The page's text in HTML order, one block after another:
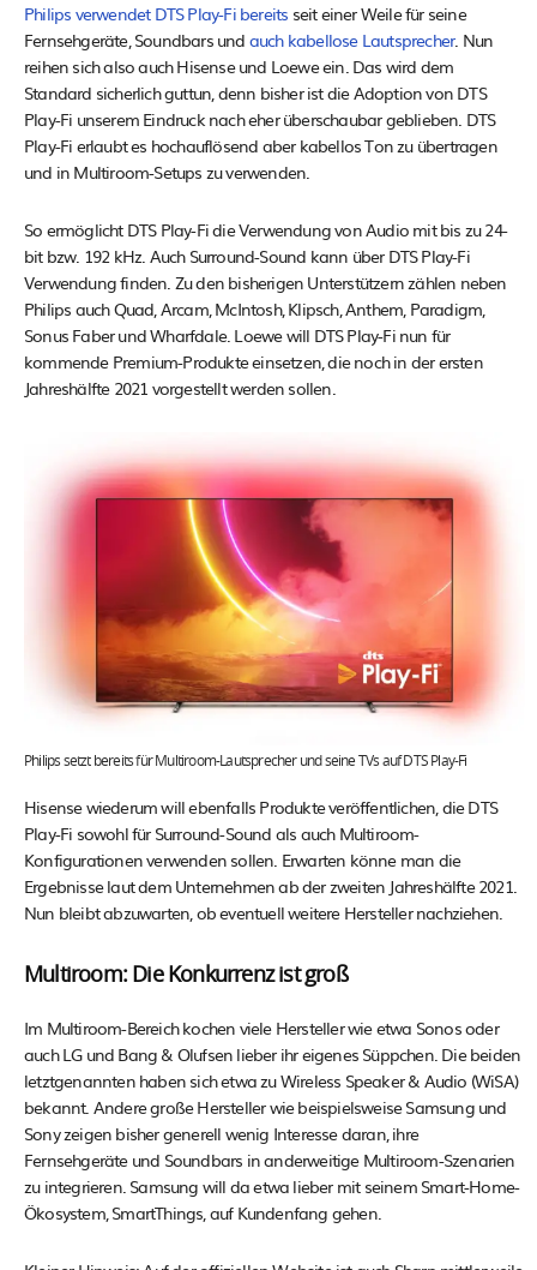
Philips verwendet DTS Play-Fi bereits seit einer Weile für seine
Fernsehgeräte, Soundbars und auch kabellose Lautsprecher. Nun
reihen sich also auch Hisense und Loewe ein. Das wird dem
Standard sicherlich guttun, denn bisher ist die Adoption von DTS
Play-Fi unserem Eindruck nach eher überschaubar geblieben. DTS
Play-Fi erlaubt es hochauflösend aber kabellos Ton zu übertragen
und in Multiroom-Setups zu verwenden.
So ermöglicht DTS Play-Fi die Verwendung von Audio mit bis zu 24-
bit bzw. 192 kHz. Auch Surround-Sound kann über DTS Play-Fi
Verwendung finden. Zu den bisherigen Unterstützern zählen neben
Philips auch Quad, Arcam, McIntosh, Klipsch, Anthem, Paradigm,
Sonus Faber und Wharfdale. Loewe will DTS Play-Fi nun für
kommende Premium-Produkte einsetzen, die noch in der ersten
Jahreshälfte 2021 vorgestellt werden sollen.
Philips setzt bereits für Multiroom-Lautsprecher und seine TVs auf DTS Play-Fi
Hisense wiederum will ebenfalls Produkte veröffentlichen, die DTS
Play-Fi sowohl für Surround-Sound als auch Multiroom-
Konfigurationen verwenden sollen. Erwarten könne man die
Ergebnisse laut dem Unternehmen ab der zweiten Jahreshälfte 2021.
Nun bleibt abzuwarten, ob eventuell weitere Hersteller nachziehen.
Multiroom: Die Konkurrenz ist groß
Im Multiroom-Bereich kochen viele Hersteller wie etwa Sonos oder
auch LG und Bang & Olufsen lieber ihr eigenes Süppchen. Die beiden
letztgenannten haben sich etwa zu Wireless Speaker & Audio (WiSA)
bekannt. Andere große Hersteller wie beispielsweise Samsung und
Sony zeigen bisher generell wenig Interesse daran, ihre
Fernsehgeräte und Soundbars in anderweitige Multiroom-Szenarien
zu integrieren. Samsung will da etwa lieber mit seinem Smart-Home-
Ökosystem, SmartThings, auf Kundenfang gehen.